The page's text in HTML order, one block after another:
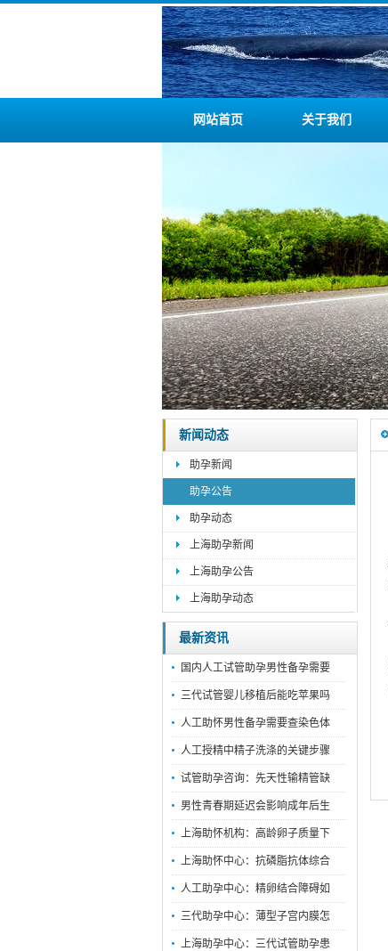
网站首页 关于我们
新闻动态
助孕新闻
助孕公告
助孕动态
上海助孕新闻
上海助孕公告
上海助孕动态
最新资讯
国内人工试管助孕男性备孕需要
三代试管婴儿移植后能吃苹果吗
人工助怀男性备孕需要查染色体
人工授精中精子洗涤的关键步骤
试管助孕咨询：先天性输精管缺
男性青春期延迟会影响成年后生
上海助怀机构：高龄卵子质量下
上海助怀中心：抗磷脂抗体综合
人工助孕中心：精卵结合障碍如
三代助孕中心：薄型子宫内膜怎
上海助孕中心：三代试管助孕患